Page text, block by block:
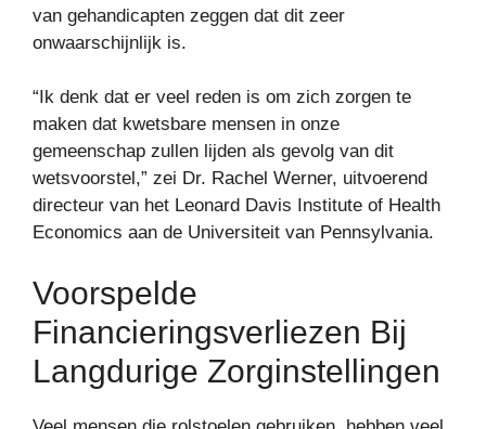
van gehandicapten zeggen dat dit zeer
onwaarschijnlijk is.
“Ik denk dat er veel reden is om zich zorgen te
maken dat kwetsbare mensen in onze
gemeenschap zullen lijden als gevolg van dit
wetsvoorstel,” zei Dr. Rachel Werner, uitvoerend
directeur van het Leonard Davis Institute of Health
Economics aan de Universiteit van Pennsylvania.
Voorspelde
Financieringsverliezen Bij
Langdurige Zorginstellingen